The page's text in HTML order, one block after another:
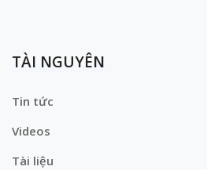
TÀI NGUYÊN
Tin tức
Videos
Tài liệu